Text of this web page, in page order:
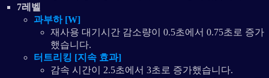
7레벨
과부하 [W]
재사용 대기시간 감소량이 0.5초에서 0.75초로 증가
했습니다.
터트리킹 [지속 효과]
감속 시간이 2.5초에서 3초로 증가했습니다.